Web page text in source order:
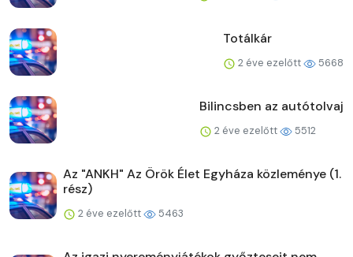
Totálkár
2 éve ezelőtt 5668
Bilincsben az autótolvaj
2 éve ezelőtt 5512
Az "ANKH" Az Örök Élet Egyháza közleménye (1.
rész)
2 éve ezelőtt 5463